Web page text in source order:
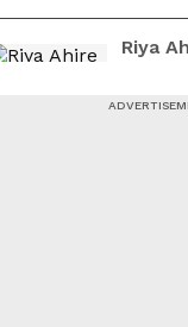
Riya